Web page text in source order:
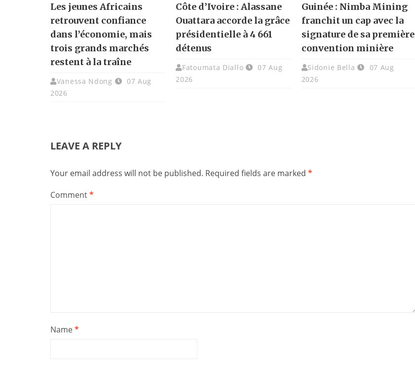
Les jeunes Africains
retrouvent confiance
dans l’économie, mais
trois grands marchés
restent à la traîne
Vanessa Ndong
07 Aug
2026
Côte d’Ivoire : Alassane
Ouattara accorde la grâce
présidentielle à 4 661
détenus
Fatoumata Diallo
07 Aug
2026
Guinée : Nimba Mining
franchit un cap avec la
signature de sa première
convention minière
Sidonie Bella
07 Aug
2026
LEAVE A REPLY
Your email address will not be published. Required fields are marked *
Comment*
Name*